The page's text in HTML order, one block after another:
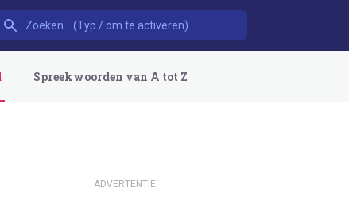
Spreekwoorden van A tot Z
ADVERTENTIE